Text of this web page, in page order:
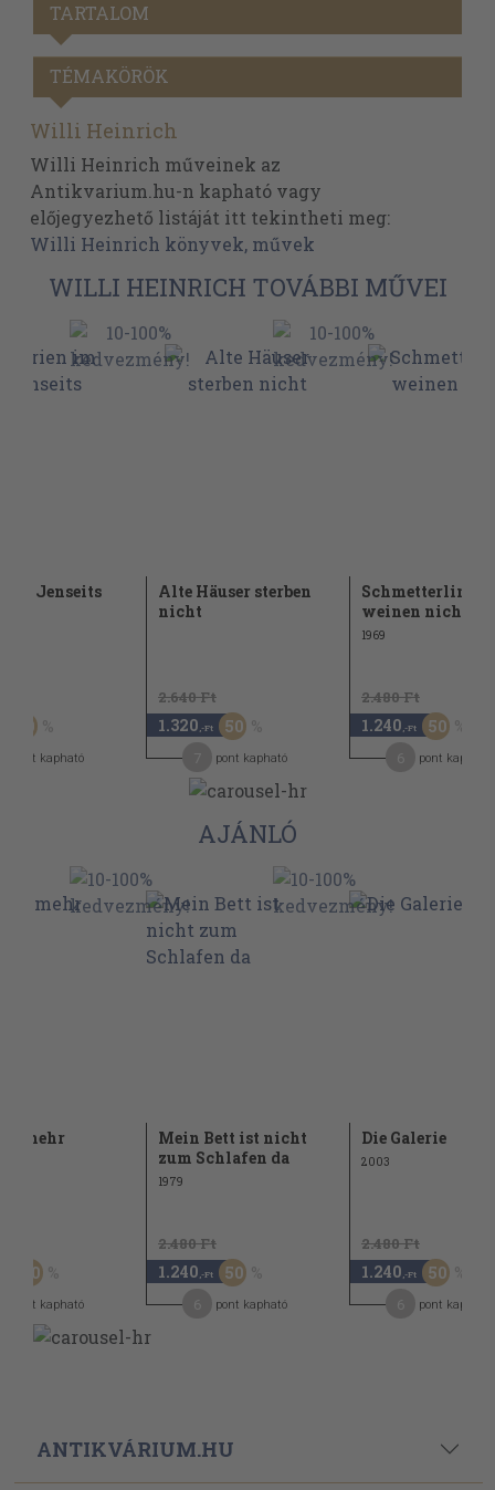
TARTALOM
TÉMAKÖRÖK
Willi Heinrich
Willi Heinrich műveinek az
Antikvarium.hu-n kapható vagy
előjegyezhető listáját itt tekintheti meg:
Willi Heinrich könyvek, művek
WILLI HEINRICH TOVÁBBI MŰVEI
im Jenseits
50
pont kapható
Alte Häuser sterben
nicht
2.640 Ft
1.320 ,-Ft 50
pont kapható
Schmetterlinge
weinen nicht
1969
2.480 Ft
1.240 ,-Ft 50
pont kapható
AJÁNLÓ
mehr
50
pont kapható
Mein Bett ist nicht
zum Schlafen da
1979
2.480 Ft
1.240 ,-Ft 50
pont kapható
Die Galerie
2003
2.480 Ft
1.240 ,-Ft 50
pont kapható
ANTIKVÁRIUM.HU